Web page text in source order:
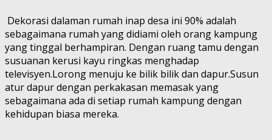
Dekorasi dalaman rumah inap desa ini 90% adalah
sebagaimana rumah yang didiami oleh orang kampung
yang tinggal berhampiran. Dengan ruang tamu dengan
susuanan kerusi kayu ringkas menghadap
televisyen.Lorong menuju ke bilik bilik dan dapur.Susun
atur dapur dengan perkakasan memasak yang
sebagaimana ada di setiap rumah kampung dengan
kehidupan biasa mereka.